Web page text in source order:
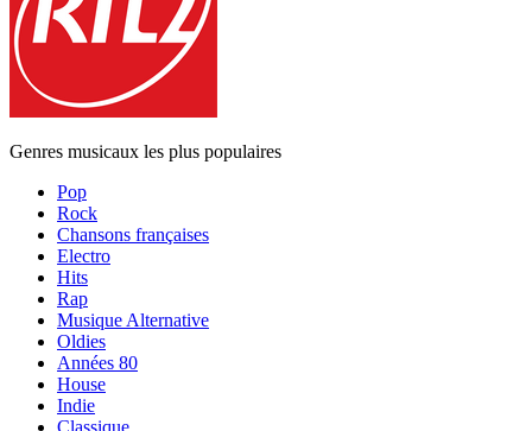
Genres musicaux les plus populaires
Pop
Rock
Chansons françaises
Electro
Hits
Rap
Musique Alternative
Oldies
Années 80
House
Indie